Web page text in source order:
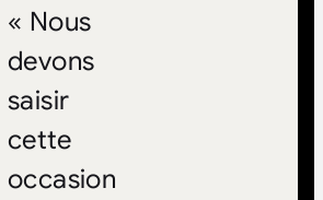
« Nous
devons
saisir
cette
occasion